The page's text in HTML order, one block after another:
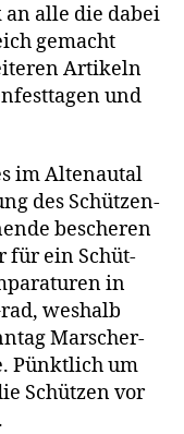
alle die dabei
gemacht
Arti­keln
und
im Alten­au­tal
des Schüt­zen­
besche­ren
für ein Schüt­
in
wes­halb
Marsch­er­
Pünkt­lich um
Schüt­zen vor